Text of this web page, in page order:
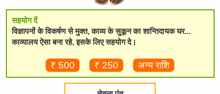
सहयोग दें
विज्ञापनों के विकर्षण से मुक्त, काव्य के सुकून का शान्तिदायक घर...
काव्यालय ऐसा बना रहे, इसके लिए सहयोग दे।
₹ 500 ₹ 250 अन्य राशि